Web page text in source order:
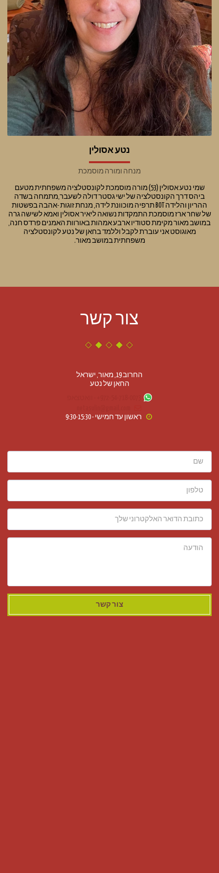
נטע אסולין
מנחה ומורה מוסמכת
שמי נטע אסולין (53) מורה מוסמכת לקונסטלציה משפחתית מטעם
ביהס דרך הקונסטלציה של ישי גסטר דולה לשעבר,מתמחה בשדה
ההריון והלידה BOT תרפיה מוכוונת לידה, מנחת זוגות -אהבה בפשטות
של שחר ארז מוסמכת התמקדות נשואה ליאיר אסולין ואמא לשישה גרה
במושב מאור מקימת סטודיו ארבע אמהות באורוות האמנים פרדס חנה,
מאוגוסט אני עוברת לקבל וללמד בחאן של נטע לקונסטלציה
משפחתית במושב מאור.
צור קשר
החרוב 19, מאור, ישראל
החאן של נטע
ראשון עד חמישי - 9:30-15:30
צור קשר